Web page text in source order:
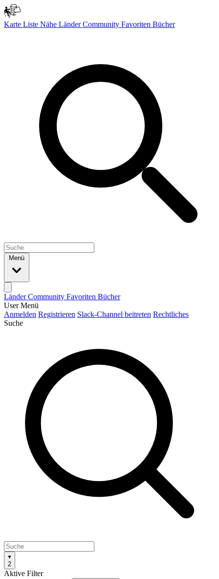
Karte Liste Nähe LänderCommunity Favoriten Bücher
Menü
LänderCommunity Favoriten Bücher
User Menü
Anmelden Registrieren Slack-Channel beitreten Rechtliches
Suche
2
Aktive Filter